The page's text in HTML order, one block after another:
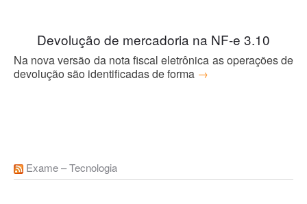
Devolução de mercadoria na NF-e 3.10
Na nova versão da nota fiscal eletrônica as operações de
devolução são identificadas de forma →
Exame – Tecnologia